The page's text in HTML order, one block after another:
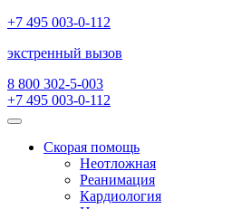
+7 495 003-0-112
экстренный вызов
8 800 302-5-003
+7 495 003-0-112
Скорая помощь
Неотложная
Реанимация
Кардиология